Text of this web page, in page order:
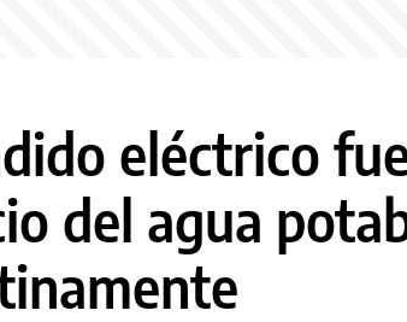
eléctrico
del agua